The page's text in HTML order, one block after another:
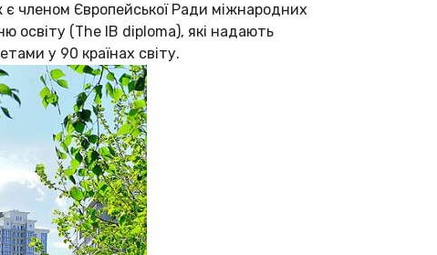
членом Європейської Ради міжнародних
освіту (The IB diploma), які надають
у 90 країнах світу.